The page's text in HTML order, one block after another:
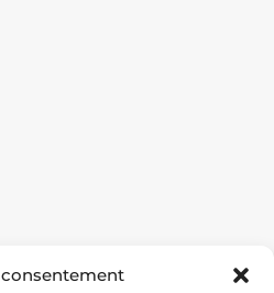
consentement
utiles :